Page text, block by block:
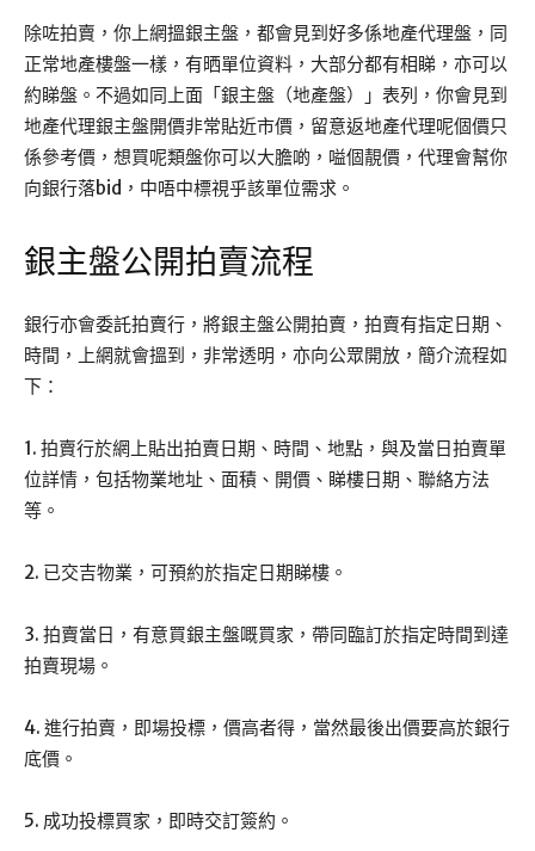
除咗拍賣，你上網搵銀主盤，都會見到好多係地產代理盤，同
正常地產樓盤一樣，有晒單位資料，大部分都有相睇，亦可以
約睇盤。不過如同上面「銀主盤（地產盤）」表列，你會見到
地產代理銀主盤開價非常貼近市價，留意返地產代理呢個價只
係參考價，想買呢類盤你可以大膽啲，嗌個靚價，代理會幫你
向銀行落bid，中唔中標視乎該單位需求。
銀主盤公開拍賣流程
銀行亦會委託拍賣行，將銀主盤公開拍賣，拍賣有指定日期、
時間，上網就會搵到，非常透明，亦向公眾開放，簡介流程如
下：
1. 拍賣行於網上貼出拍賣日期、時間、地點，與及當日拍賣單
位詳情，包括物業地址、面積、開價、睇樓日期、聯絡方法
等。
2. 已交吉物業，可預約於指定日期睇樓。
3. 拍賣當日，有意買銀主盤嘅買家，帶同臨訂於指定時間到達
拍賣現場。
4. 進行拍賣，即場投標，價高者得，當然最後出價要高於銀行
底價。
5. 成功投標買家，即時交訂簽約。